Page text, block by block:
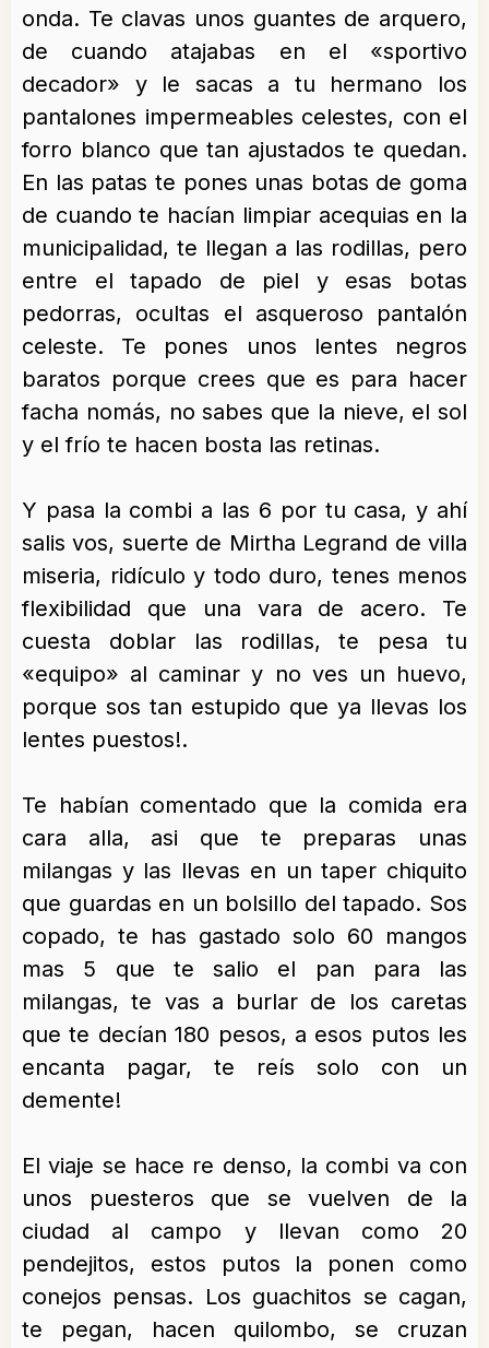
onda. Te clavas unos guantes de arquero,
de cuando atajabas en el «sportivo
decador» y le sacas a tu hermano los
pantalones impermeables celestes, con el
forro blanco que tan ajustados te quedan.
En las patas te pones unas botas de goma
de cuando te hacían limpiar acequias en la
municipalidad, te llegan a las rodillas, pero
entre el tapado de piel y esas botas
pedorras, ocultas el asqueroso pantalón
celeste. Te pones unos lentes negros
baratos porque crees que es para hacer
facha nomás, no sabes que la nieve, el sol
y el frío te hacen bosta las retinas.
Y pasa la combi a las 6 por tu casa, y ahí
salis vos, suerte de Mirtha Legrand de villa
miseria, ridículo y todo duro, tenes menos
flexibilidad que una vara de acero. Te
cuesta doblar las rodillas, te pesa tu
«equipo» al caminar y no ves un huevo,
porque sos tan estupido que ya llevas los
lentes puestos!.
Te habían comentado que la comida era
cara alla, asi que te preparas unas
milangas y las llevas en un taper chiquito
que guardas en un bolsillo del tapado. Sos
copado, te has gastado solo 60 mangos
mas 5 que te salio el pan para las
milangas, te vas a burlar de los caretas
que te decían 180 pesos, a esos putos les
encanta pagar, te reís solo con un
demente!
El viaje se hace re denso, la combi va con
unos puesteros que se vuelven de la
ciudad al campo y llevan como 20
pendejitos, estos putos la ponen como
conejos pensas. Los guachitos se cagan,
te pegan, hacen quilombo, se cruzan